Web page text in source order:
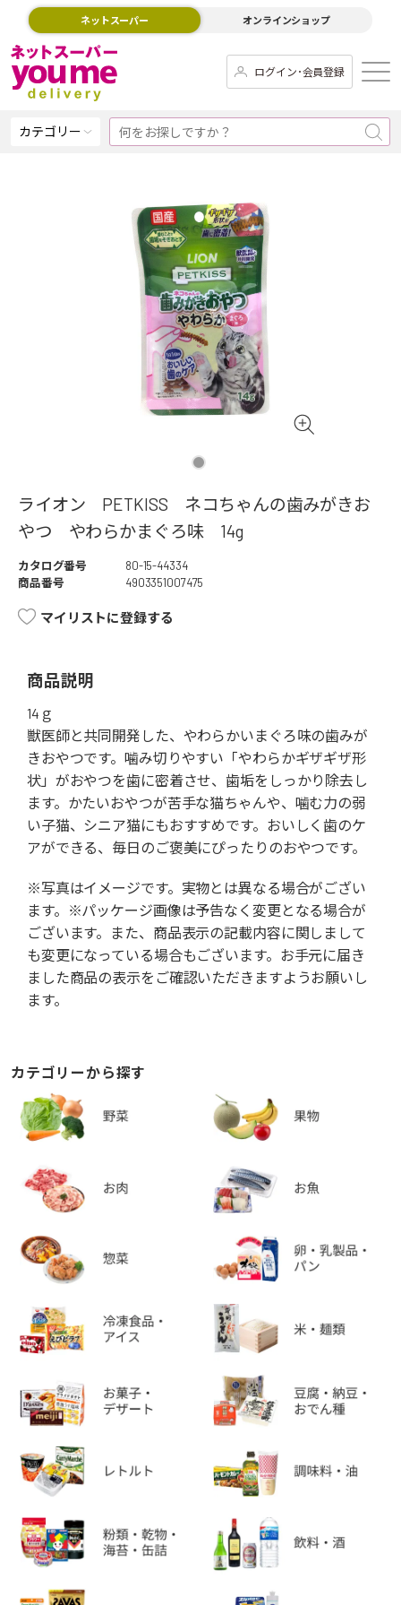
ネットスーパー オンラインショップ
ログイン･会員登録
カテゴリー
ライオン PETKISS ネコちゃんの歯みがきお
やつ やわらかまぐろ味 14g
カタログ番号
80-15-44334
商品番号
4903351007475
マイリストに登録する
商品説明
14ｇ
獣医師と共同開発した、やわらかいまぐろ味の歯みが
きおやつです。噛み切りやすい「やわらかギザギザ形
状」がおやつを歯に密着させ、歯垢をしっかり除去し
ます。かたいおやつが苦手な猫ちゃんや、噛む力の弱
い子猫、シニア猫にもおすすめです。おいしく歯のケ
アができる、毎日のご褒美にぴったりのおやつです。
※写真はイメージです。実物とは異なる場合がござい
ます。※パッケージ画像は予告なく変更となる場合が
ございます。また、商品表示の記載内容に関しまして
も変更になっている場合もございます。お手元に届き
ました商品の表示をご確認いただきますようお願いし
ます。
カテゴリーから探す